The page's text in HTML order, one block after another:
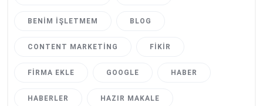
BENIM İŞLETMEM BLOG
CONTENT MARKETING FIKIR
FIRMA EKLE GOOGLE HABER
HABERLER HAZIR MAKALE